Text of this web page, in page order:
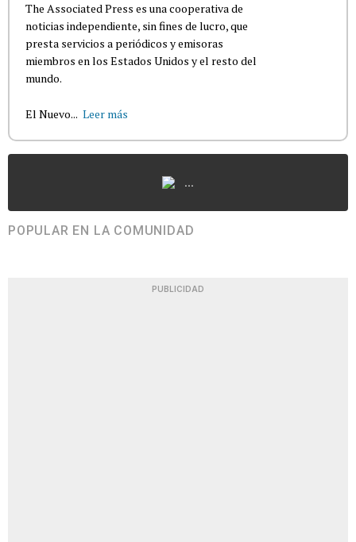
The Associated Press es una cooperativa de
noticias independiente, sin fines de lucro, que
presta servicios a periódicos y emisoras
miembros en los Estados Unidos y el resto del
mundo.
El Nuevo... Leer más
...
POPULAR EN LA COMUNIDAD
PUBLICIDAD